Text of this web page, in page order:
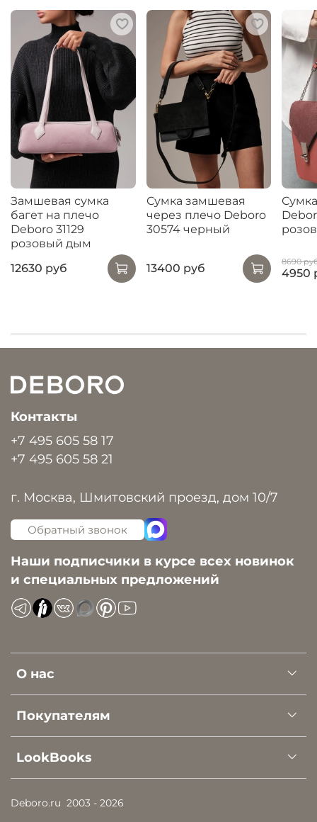
Замшевая сумка
багет на плечо
Deboro 31129
розовый дым
12630 руб
Сумка замшевая
через плечо Deboro
30574 черный
13400 руб 8690
4950
О нас
Покупателям
LookBooks
Контакты
+7 495 605 58 17
+7 495 605 58 21
г. Москва, Шмитовский проезд, дом 10/7
Обратный звонок
Наши подписчики в курсе всех новинок
и специальных предложений
Deboro.ru 2003 - 2026